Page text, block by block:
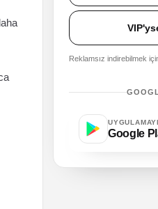
Reklamsız indirebilmek
Google